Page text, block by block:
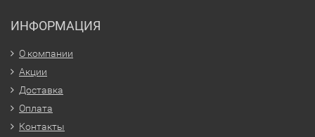
ИНФОРМАЦИЯ
О компании
Акции
Доставка
Оплата
Контакты